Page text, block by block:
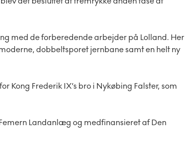
med de forberedende arbejder på Lolland. Her
dobbeltsporet jernbane samt en helt ny
Kong Frederik IX’s bro i Nykøbing Falster, som
Landanlæg og medfinansieret af Den